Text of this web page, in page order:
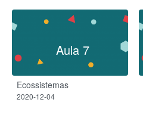
Aula 7
Ecossistemas
2020-12-04